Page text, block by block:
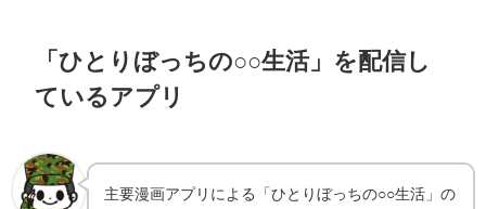
「ひとりぼっちの○○生活」を配信し
ているアプリ
主要漫画アプリによる「ひとりぼっちの○○生活」の